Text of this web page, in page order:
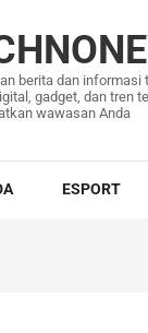
berita dan informasi
gadget, dan tren
wawasan Anda
ESPORT